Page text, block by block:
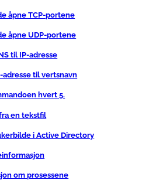
åpne TCP-portene
åpne UDP-portene
til IP-adresse
til vertsnavn
hvert 5.
en tekstfil
i Active Directory
om prosessene